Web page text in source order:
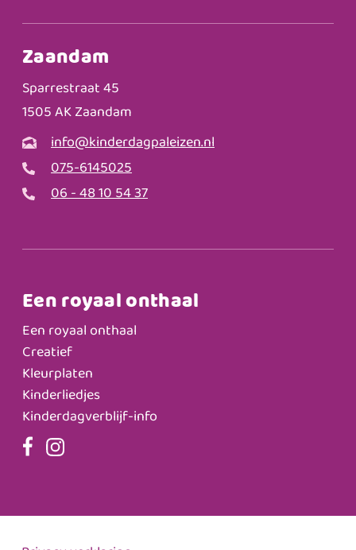
Zaandam
Sparrestraat 45
1505 AK Zaandam
info@kinderdagpaleizen.nl
075-6145025
06 - 48 10 54 37
Een royaal onthaal
Een royaal onthaal
Creatief
Kleurplaten
Kinderliedjes
Kinderdagverblijf-info